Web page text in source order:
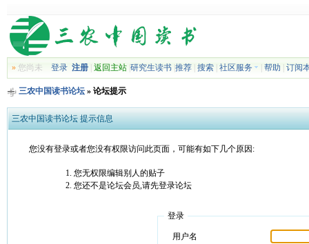
»您尚未 登录 注册| 返回主站| 研究生读书| 推荐| 搜索| 社区服务 帮助 订阅
三农中国读书论坛» 论坛提示
三农中国读书论坛 提示信息
您没有登录或者您没有权限访问此页面，可能有如下几个原因:
您无权限编辑别人的贴子
您还不是论坛会员,请先登录论坛
登录
用户名